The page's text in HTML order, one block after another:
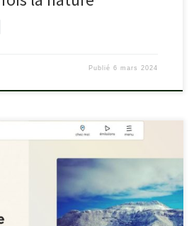
Publié6 mars 2024
france3-regions.francetvinfo.fr/auvergne-
est-un-bien-commun-le-president-
reclame-le-libre-acces-aux-espaces-